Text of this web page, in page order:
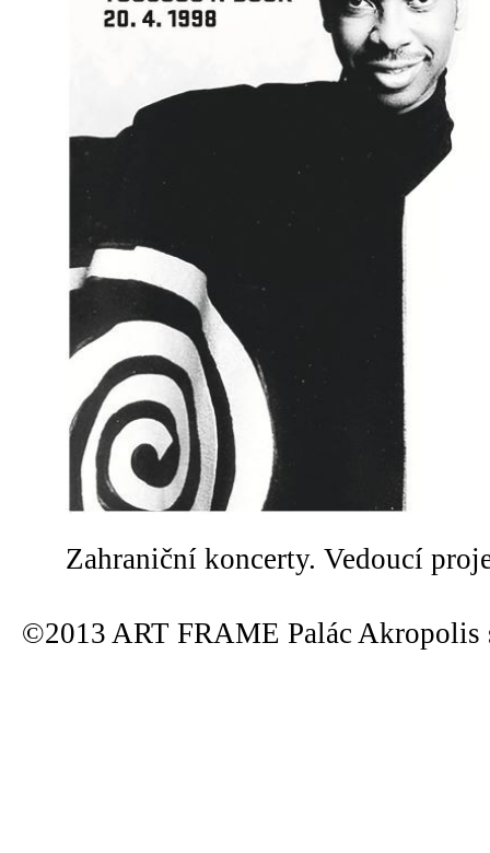
Zahraniční koncerty. Vedoucí
©2013 ART FRAME Palác Akropolis